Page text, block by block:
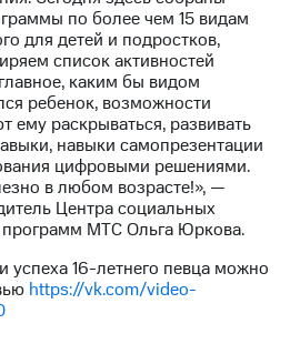
по более чем 15 видам
для детей и подростков,
список активностей
каким бы видом
ребенок, возможности
ему раскрываться, развивать
навыки самопрезентации
цифровыми решениями.
в любом возрасте!», —
Центра социальных
программ МТС Ольга Юркова.
успеха 16-летнего певца можно
https://vk.com/video-